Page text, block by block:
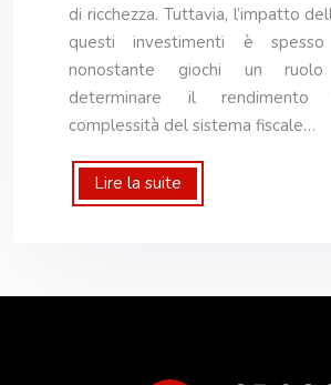
di ricchezza. Tuttavia, l’impatto
questi investimenti è spesso
nonostante giochi un
determinare il
complessità del sistema fiscale…
Lire la suite